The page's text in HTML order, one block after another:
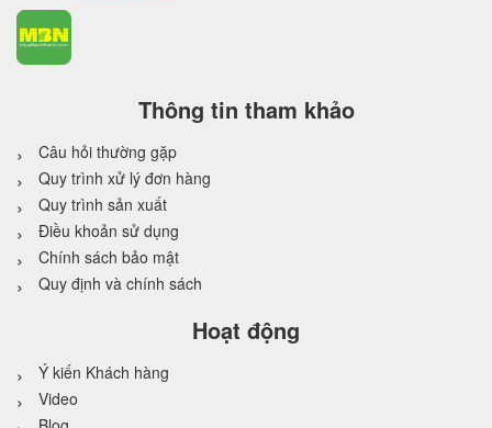
Thông tin tham khảo
Câu hỏi thường gặp
Quy trình xử lý đơn hàng
Quy trình sản xuất
Điều khoản sử dụng
Chính sách bảo mật
Quy định và chính sách
Hoạt động
Ý kiến Khách hàng
Video